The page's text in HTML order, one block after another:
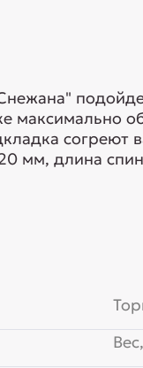
максимально
согреют
мм, длина